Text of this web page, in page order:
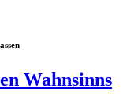
Wahnsinns